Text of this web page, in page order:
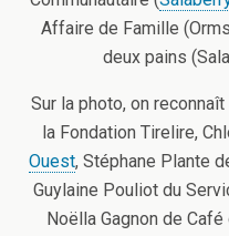
Affaire de Famille
deux pains
Sur la photo, on
la Fondation Tirelire,
Ouest, Stéphane Plante
Guylaine Pouliot du
Noëlla Gagnon de